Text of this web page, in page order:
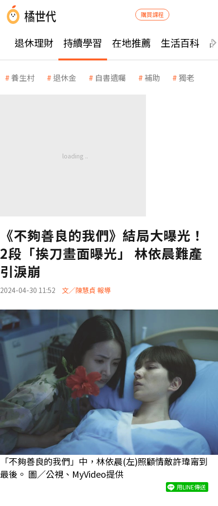
購買課程
退休理財 持續學習 在地推薦 生活百科
養生村 退休金 自書遺囑 補助 獨老
《不夠善良的我們》結局大曝光！
2段「挨刀畫面曝光」 林依晨難產
引淚崩
2024-04-30 11:52 文／陳慧貞 報導
「不夠善良的我們」中，林依晨(左)照顧情敵許瑋甯到
最後。 圖／公視、MyVideo提供
用LINE傳送